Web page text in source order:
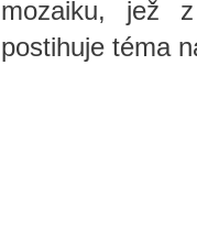
mozaiku, jež
postihuje téma